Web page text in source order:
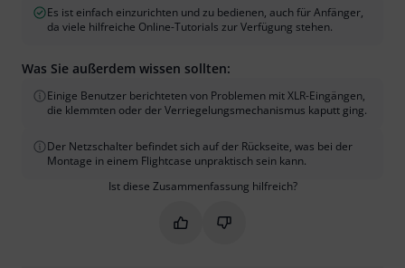
Es ist einfach einzurichten und zu bedienen, auch für Anfänger,
da viele hilfreiche Online-Tutorials zur Verfügung stehen.
Was Sie außerdem wissen sollten:
Einige Benutzer berichteten von Problemen mit XLR-Eingängen,
die klemmten oder der Verriegelungsmechanismus kaputt ging.
Der Netzschalter befindet sich auf der Rückseite, was bei der
Montage in einem Flightcase unpraktisch sein kann.
Ist diese Zusammenfassung hilfreich?
Markieren Sie diese
Markieren Sie diese